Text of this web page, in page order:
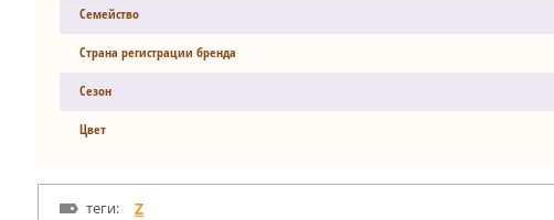
Семейство
Страна регистрации бренда
Сезон
Цвет
теги: Z